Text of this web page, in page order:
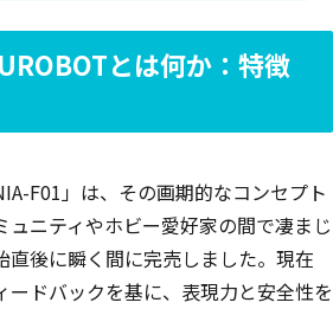
とは何か：特徴
F01」は、その画期的なコンセプト
ュニティやホビー愛好家の間で凄まじ
直後に瞬く間に完売しました。現在
ードバックを基に、表現力と安全性を